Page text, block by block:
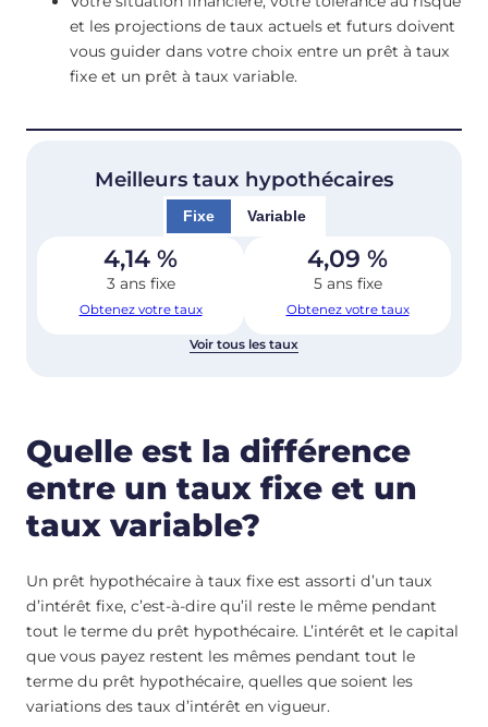
et les projections de taux actuels et futurs doivent
vous guider dans votre choix entre un prêt à taux
fixe et un prêt à taux variable.
Meilleurs taux hypothécaires
Fixe Variable
4,14 %
3 ans fixe
Obtenez votre taux
4,09 %
5 ans fixe
Obtenez votre taux
Voir tous les taux
Quelle est la différence
entre un taux fixe et un
taux variable?
Un prêt hypothécaire à taux fixe est assorti d’un taux
d’intérêt fixe, c’est-à-dire qu’il reste le même pendant
tout le terme du prêt hypothécaire. L’intérêt et le capital
que vous payez restent les mêmes pendant tout le
terme du prêt hypothécaire, quelles que soient les
variations des taux d’intérêt en vigueur.